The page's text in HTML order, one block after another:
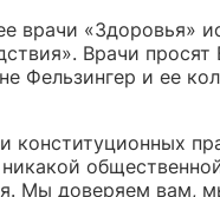
врачи «Здоровья»
Врачи
Фельзингер и ее
Мы доверяем вам,